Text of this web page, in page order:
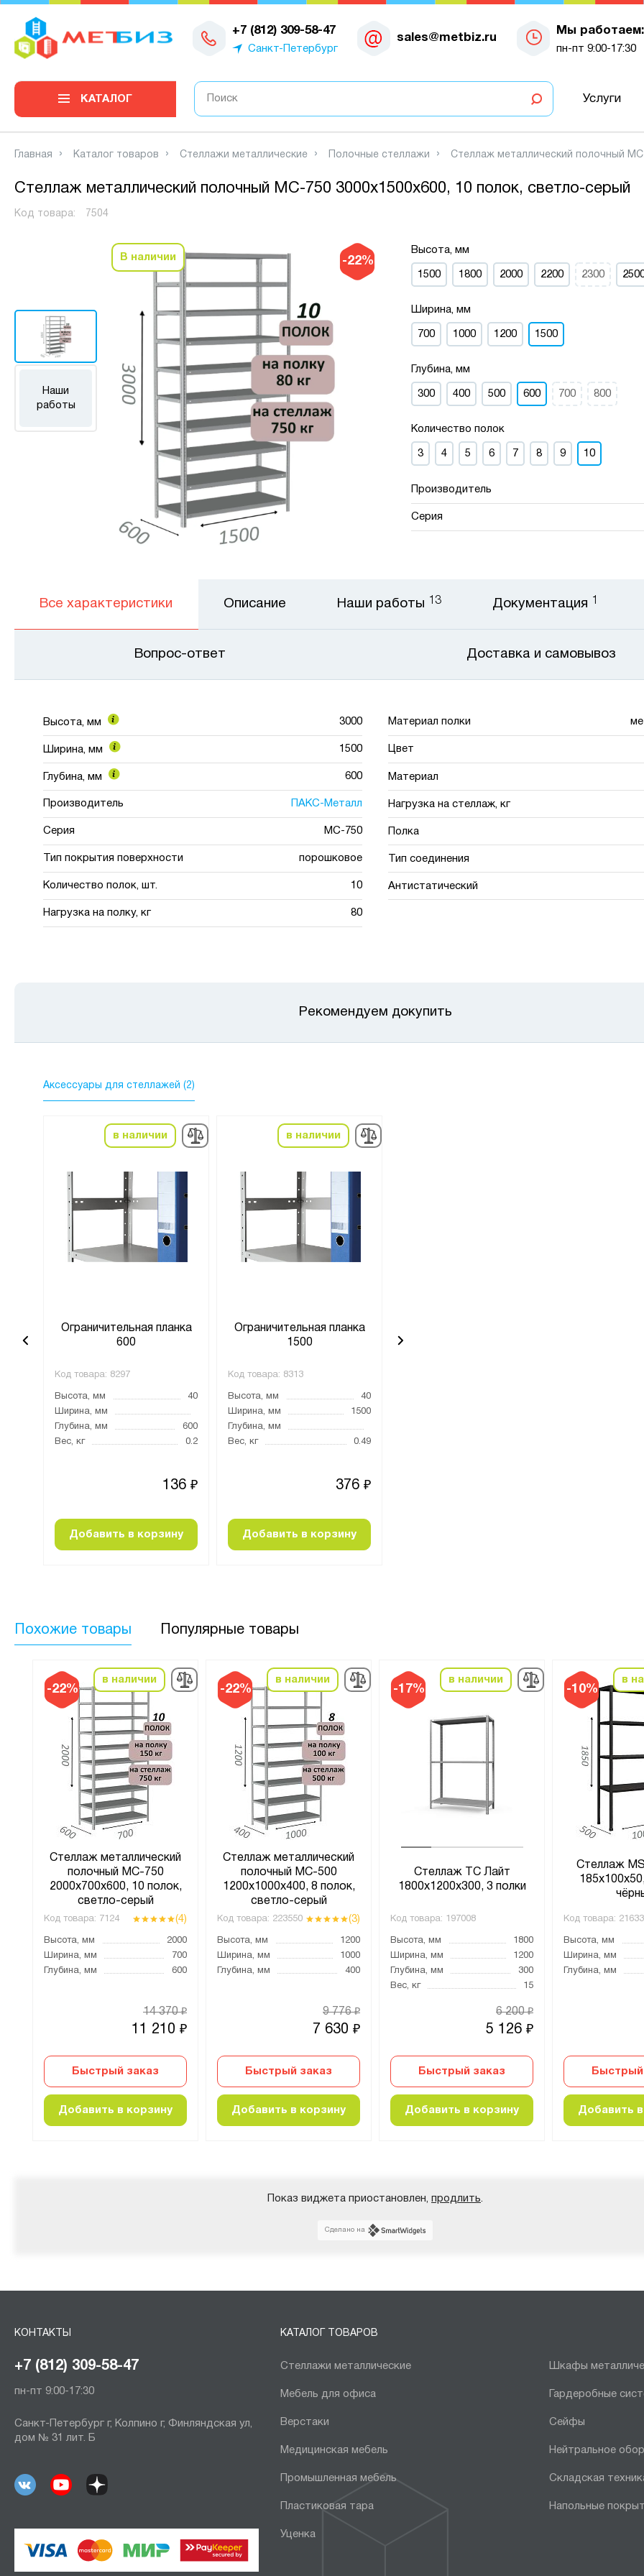
+7 (812) 309-58-47
Санкт-Петербург
sales@metbiz.ru
Мы работаем:
пн-пт 9:00-17:30
0
КАТАЛОГ Услуги
Главная Каталог товаров Стеллажи металлические Полочные стеллажи Стеллаж металлический полочный
Стеллаж металлический полочный МС-750 3000х1500х600, 10 полок, светло-серый
Код товара: 7504
-22%
Наши
работы
В наличии
Высота, мм
1500 1800 2000 2200 2300
Ширина, мм
700 1000 1200 1500
Глубина, мм
300 400 500 600 700 800
Количество полок
3 4 5 6 7 8 9 10
Производитель
Серия
Все характеристики
Высота, мм 3000
Ширина, мм 1500
Глубина, мм 600
Производитель ПАКС-Металл
Серия МС-750
Тип покрытия поверхности порошковое
Количество полок, шт. 10
Нагрузка на полку, кг 80
Материал полки
Цвет
Материал
Нагрузка на стеллаж, кг
Полка
Тип соединения
Антистатический
Описание Наши работы 13 Документация 1
Вопрос-ответ Доставка и самовывоз
Рекомендуем докупить
Аксессуары для стеллажей (2)
в наличии
Ограничительная планка
600
Код товара: 8297
Высота, мм
40
Ширина, мм
Глубина, мм
600
Вес, кг
0.2
136 ₽
Добавить в корзину
в наличии
Ограничительная планка
1500
Код товара: 8313
Высота, мм
40
Ширина, мм
1500
Глубина, мм
Вес, кг
0.49
376 ₽
Добавить в корзину
Похожие товары Популярные товары
-22%
в наличии
Стеллаж металлический
полочный МС-750
2000х700х600, 10 полок,
светло-серый
Код товара: 7124 (4)
Высота, мм
2000
Ширина, мм
700
Глубина, мм
600
11 210 ₽
14 370₽
Быстрый заказ
Добавить в корзину
-22%
в наличии
Стеллаж металлический
полочный МС-500
1200х1000х400, 8 полок,
светло-серый
Код товара: 223550 (3)
Высота, мм
1200
Ширина, мм
1000
Глубина, мм
400
7 630 ₽
9 776₽
Быстрый заказ
Добавить в корзину
-17%
в наличии
Стеллаж ТС Лайт
1800х1200х300, 3 полки
Код товара: 197008
Высота, мм
1800
Ширина, мм
1200
Глубина, мм
300
Вес, кг
15
5 126 ₽
6 200₽
Быстрый заказ
Добавить в корзину
-10%
в
Стеллаж
Код товара:
Высота, мм
Ширина, мм
Глубина, мм
Быстрый
Добавить
Показ виджета приостановлен, продлить.
Сделано на
КОНТАКТЫ
+7 (812) 309-58-47
пн-пт 9:00-17:30
Санкт-Петербург г, Колпино г, Финляндская ул,
дом № 31 лит. Б
КАТАЛОГ ТОВАРОВ
Стеллажи металлические Шкафы
Мебель для офиса Гардеробные
Верстаки Сейфы
Медицинская мебель Нейтральное
Промышленная мебель Складская
Пластиковая тара Напольные
Уценка